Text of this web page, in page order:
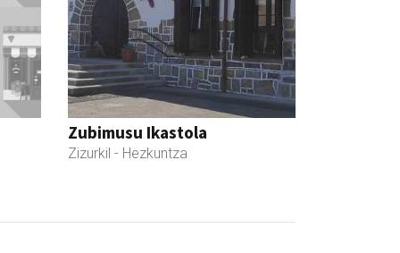
Zubimusu Ikastola
Zizurkil - Hezkuntza